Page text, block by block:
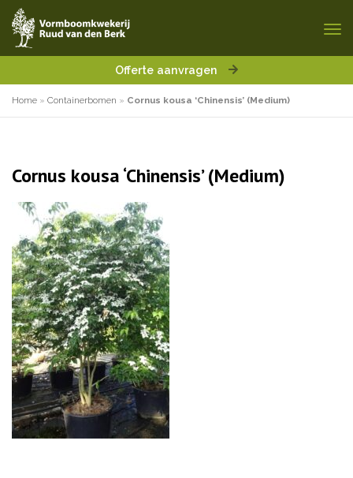
Offerte aanvragen
Home » Containerbomen » Cornus kousa ‘Chinensis’ (Medium)
Cornus kousa ‘Chinensis’ (Medium)